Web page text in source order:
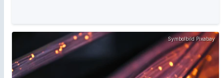
Symbolbild Pixabay